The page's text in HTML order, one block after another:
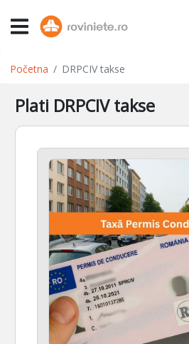
Početna DRPCIV takse
Plati DRPCIV takse